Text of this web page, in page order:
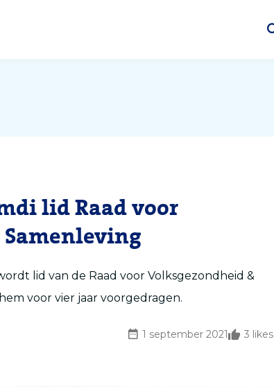
lid Raad voor
lid van de Raad voor Volksgezondheid &
voor vier jaar voorgedragen.
1 september 2021 3 likes